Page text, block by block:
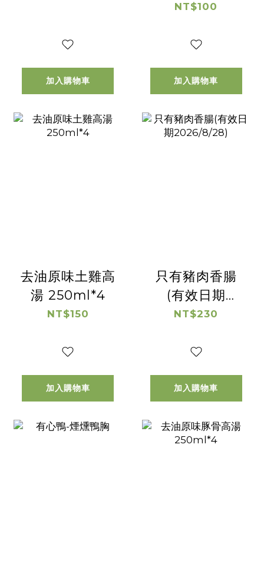
加入購物車
NT$100
加入購物車
去油原味土雞高
湯 250ml*4
NT$150
加入購物車
只有豬肉香腸
(有效日期
2026/8/28)
NT$230
加入購物車